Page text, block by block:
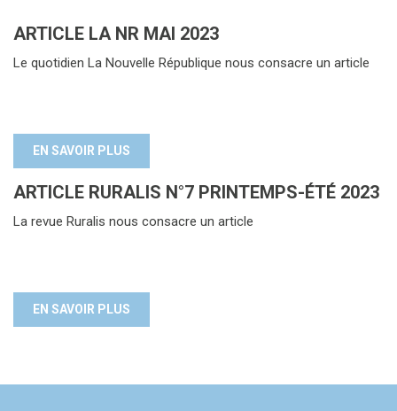
ARTICLE LA NR MAI 2023
Le quotidien La Nouvelle République nous consacre un article
EN SAVOIR PLUS
ARTICLE RURALIS N°7 PRINTEMPS-ÉTÉ 2023
La revue Ruralis nous consacre un article
EN SAVOIR PLUS